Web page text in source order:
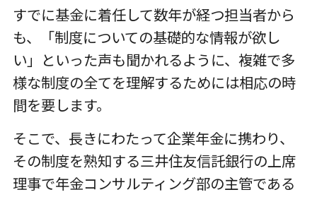
すでに基金に着任して数年が経つ担当者から
も、「制度についての基礎的な情報が欲し
い」といった声も聞かれるように、複雑で多
様な制度の全てを理解するためには相応の時
間を要します。
そこで、長きにわたって企業年金に携わり、
その制度を熟知する三井住友信託銀行の上席
理事で年金コンサルティング部の主管である